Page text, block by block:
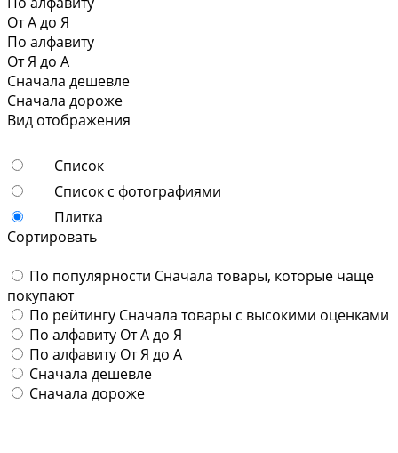
От А до Я
По алфавиту
От Я до А
Сначала дешевле
Сначала дороже
Вид отображения
Список
Список с фотографиями
Плитка
Сортировать
По популярности Сначала товары, которые чаще
покупают
По рейтингу Сначала товары с высокими оценками
По алфавиту От А до Я
По алфавиту От Я до А
Сначала дешевле
Сначала дороже